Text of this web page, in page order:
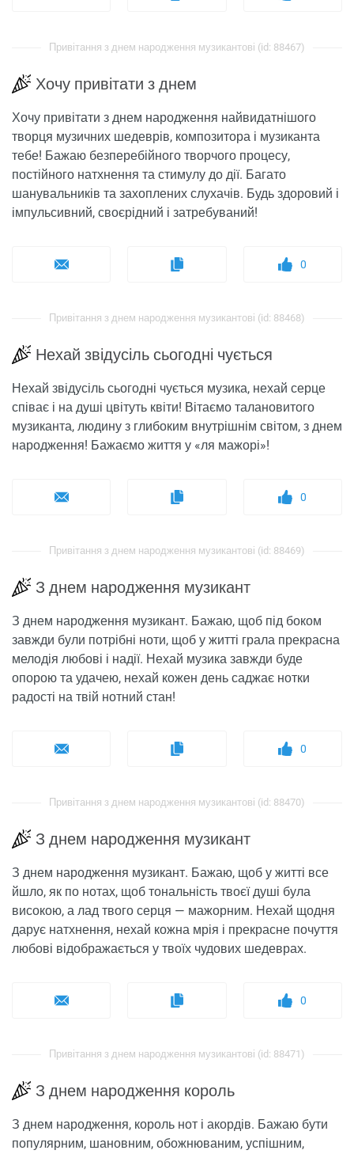
Привітання з днем ​​народження музикантові (id: 88467)
Хочу привітати з днем
Хочу привітати з днем ​​народження найвидатнішого
творця музичних шедеврів, композитора і музиканта
тебе! Бажаю безперебійного творчого процесу,
постійного натхнення та стимулу до дії. Багато
шанувальників та захоплених слухачів. Будь здоровий і
імпульсивний, своєрідний і затребуваний!
0
Привітання з днем ​​народження музикантові (id: 88468)
Нехай звідусіль сьогодні чується
Нехай звідусіль сьогодні чується музика, нехай серце
співає і на душі цвітуть квіти! Вітаємо талановитого
музиканта, людину з глибоким внутрішнім світом, з днем
​​народження! Бажаємо життя у «ля мажорі»!
0
Привітання з днем ​​народження музикантові (id: 88469)
З днем ​​народження музикант
З днем ​​народження музикант. Бажаю, щоб під боком
завжди були потрібні ноти, щоб у житті грала прекрасна
мелодія любові і надії. Нехай музика завжди буде
опорою та удачею, нехай кожен день саджає нотки
радості на твій нотний стан!
0
Привітання з днем ​​народження музикантові (id: 88470)
З днем ​​народження музикант
З днем ​​народження музикант. Бажаю, щоб у житті все
йшло, як по нотах, щоб тональність твоєї душі була
високою, а лад твого серця — мажорним. Нехай щодня
дарує натхнення, нехай кожна мрія і прекрасне почуття
любові відображається у твоїх чудових шедеврах.
0
Привітання з днем ​​народження музикантові (id: 88471)
З днем ​​народження король
З днем ​​народження, король нот і акордів. Бажаю бути
популярним, шановним, обожнюваним, успішним,